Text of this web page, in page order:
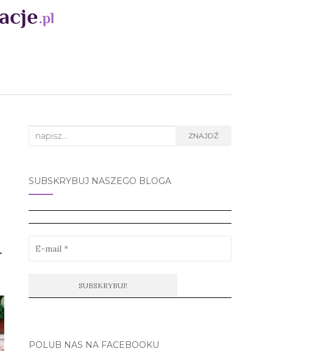
Search
ZNAJDŹ
SUBSKRYBUJ NASZEGO BLOGA
POLUB NAS NA FACEBOOKU